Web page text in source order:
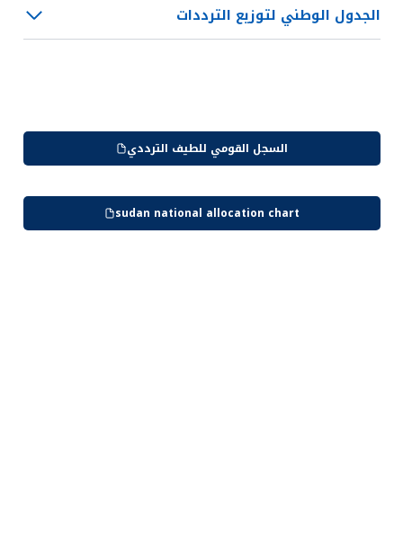
الجدول الوطني لتوزيع الترددات
السجل القومي للطيف الترددي
sudan national allocation chart